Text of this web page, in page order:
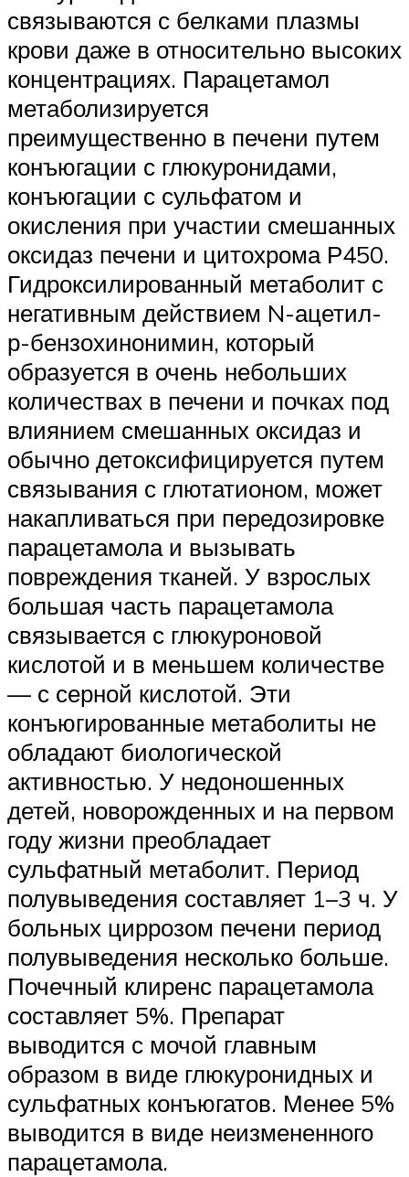
связываются с белками плазмы
крови даже в относительно высоких
концентрациях. Парацетамол
метаболизируется
преимущественно в печени путем
конъюгации с глюкуронидами,
конъюгации с сульфатом и
окисления при участии смешанных
оксидаз печени и цитохрома Р450.
Гидроксилированный метаболит с
негативным действием N-ацетил-
р-бензохинонимин, который
образуется в очень небольших
количествах в печени и почках под
влиянием смешанных оксидаз и
обычно детоксифицируется путем
связывания с глютатионом, может
накапливаться при передозировке
парацетамола и вызывать
повреждения тканей. У взрослых
большая часть парацетамола
связывается с глюкуроновой
кислотой и в меньшем количестве
— с серной кислотой. Эти
конъюгированные метаболиты не
обладают биологической
активностью. У недоношенных
детей, новорожденных и на первом
году жизни преобладает
сульфатный метаболит. Период
полувыведения составляет 1–3 ч. У
больных циррозом печени период
полувыведения несколько больше.
Почечный клиренс парацетамола
составляет 5%. Препарат
выводится с мочой главным
образом в виде глюкуронидных и
сульфатных конъюгатов. Менее 5%
выводится в виде неизмененного
парацетамола.